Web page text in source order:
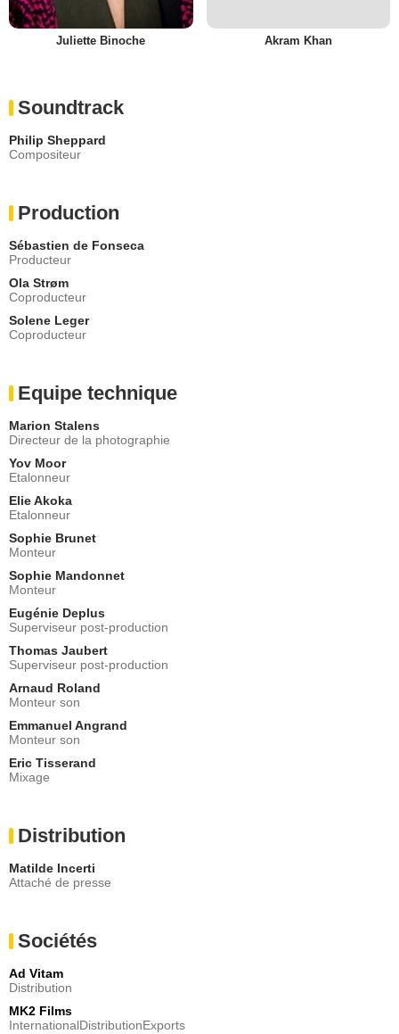
Juliette Binoche Akram Khan
Soundtrack
Philip Sheppard
Compositeur
Production
Sébastien de Fonseca
Producteur
Ola Strøm
Coproducteur
Solene Leger
Coproducteur
Equipe technique
Marion Stalens
Directeur de la photographie
Yov Moor
Etalonneur
Elie Akoka
Etalonneur
Sophie Brunet
Monteur
Sophie Mandonnet
Monteur
Eugénie Deplus
Superviseur post-production
Thomas Jaubert
Superviseur post-production
Arnaud Roland
Monteur son
Emmanuel Angrand
Monteur son
Eric Tisserand
Mixage
Distribution
Matilde Incerti
Attaché de presse
Sociétés
Ad Vitam
Distribution
MK2 Films
InternationalDistributionExports